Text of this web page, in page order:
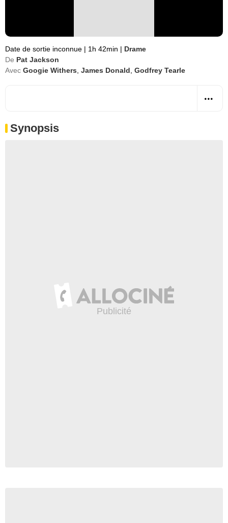
Date de sortie inconnue | 1h 42min | Drame
De Pat Jackson
Avec Googie Withers James Donald Godfrey Tearle
Synopsis